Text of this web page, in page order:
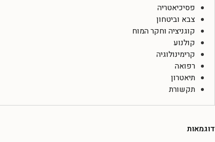
פסיכיאטריה
צבא וביטחון
קוגניציה וחקר המוח
קולנוע
קרימינולוגיה
רפואה
תיאטרון
תקשורת
דוגמאות